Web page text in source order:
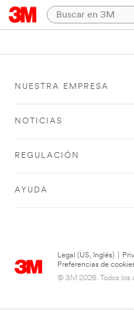
NUESTRA EMPRESA
NOTICIAS
REGULACIÓN
AYUDA
Legal (US, Inglés)
Preferencias de
© 3M 2026. Todos los